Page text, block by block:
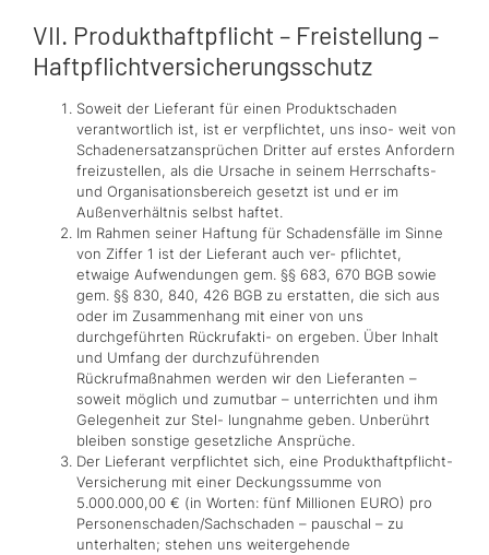
VII. Produkthaftpflicht – Freistellung –
Haftpflichtversicherungsschutz
Soweit der Lieferant für einen Produktschaden
verantwortlich ist, ist er verpflichtet, uns inso- weit von
Schadenersatzansprüchen Dritter auf erstes Anfordern
freizustellen, als die Ursache in seinem Herrschafts-
und Organisationsbereich gesetzt ist und er im
Außenverhältnis selbst haftet.
Im Rahmen seiner Haftung für Schadensfälle im Sinne
von Ziffer 1 ist der Lieferant auch ver- pflichtet,
etwaige Aufwendungen gem. §§ 683, 670 BGB sowie
gem. §§ 830, 840, 426 BGB zu erstatten, die sich aus
oder im Zusammenhang mit einer von uns
durchgeführten Rückrufakti- on ergeben. Über Inhalt
und Umfang der durchzuführenden
Rückrufmaßnahmen werden wir den Lieferanten –
soweit möglich und zumutbar – unterrichten und ihm
Gelegenheit zur Stel- lungnahme geben. Unberührt
bleiben sonstige gesetzliche Ansprüche.
Der Lieferant verpflichtet sich, eine Produkthaftpflicht-
Versicherung mit einer Deckungssumme von
5.000.000,00 € (in Worten: fünf Millionen EURO) pro
Personenschaden/Sachschaden – pauschal – zu
unterhalten; stehen uns weitergehende